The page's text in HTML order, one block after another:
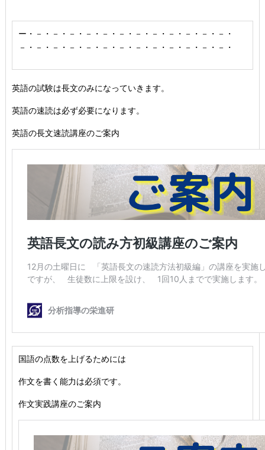
ー・－・－・－・－・－・－・－・－・－・－・－・－・
－・－・－・－・－・－・－・－・－・－・－・－・－・
英語の試験は長文のみになっていきます。
英語の速読は必ず必要になります。
英語の長文速読講座のご案内
国語の点数を上げるためには
作文を書く能力は必須です。
作文実践講座のご案内